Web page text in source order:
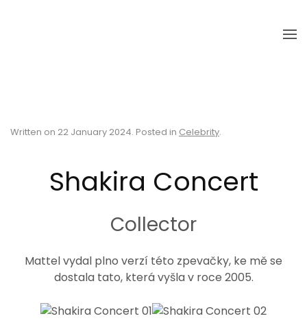
Written on 22 January 2024. Posted in Celebrity.
Shakira Concert
Collector
Mattel vydal plno verzí této zpevačky, ke mě se
dostala tato, která vyšla v roce 2005.